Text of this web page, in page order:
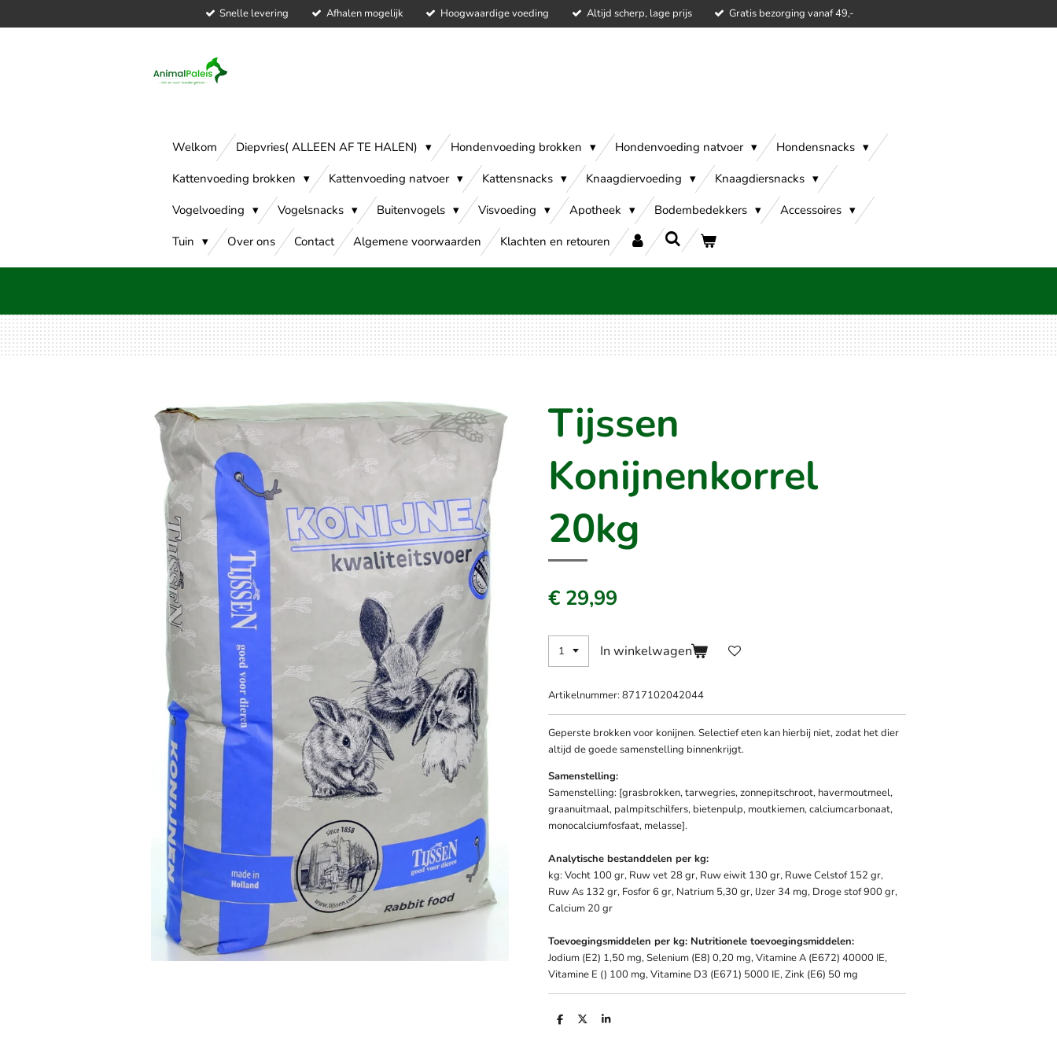
Snelle levering Afhalen mogelijk Hoogwaardige voeding Altijd scherp, lage prijs Gratis bezorging vanaf 49,-
Welkom Diepvries( ALLEEN AF TE HALEN) Hondenvoeding brokken Hondenvoeding natvoer
Hondensnacks
Kattenvoeding brokken
Kattenvoeding natvoer Kattensnacks Knaagdiervoeding
Knaagdiersnacks
Vogelvoeding
Vogelsnacks Buitenvogels Visvoeding Apotheek Bodembedekkers
Accessoires
Tuin
Over ons Contact Algemene voorwaarden Klachten en retouren
Tijssen
Konijnenkorrel
20kg
€ 29,99
In winkelwagen
Artikelnummer: 8717102042044
Geperste brokken voor konijnen. Selectief eten kan hierbij niet, zodat het dier
altijd de goede samenstelling binnenkrijgt.
Samenstelling:
Samenstelling: [grasbrokken, tarwegries, zonnepitschroot, havermoutmeel,
graanuitmaal, palmpitschilfers, bietenpulp, moutkiemen, calciumcarbonaat,
monocalciumfosfaat, melasse].
Analytische bestanddelen per kg:
kg: Vocht 100 gr, Ruw vet 28 gr, Ruw eiwit 130 gr, Ruwe Celstof 152 gr,
Ruw As 132 gr, Fosfor 6 gr, Natrium 5,30 gr, IJzer 34 mg, Droge stof 900 gr,
Calcium 20 gr
Toevoegingsmiddelen per kg: Nutritionele toevoegingsmiddelen:
Jodium (E2) 1,50 mg, Selenium (E8) 0,20 mg, Vitamine A (E672) 40000 IE,
Vitamine E () 100 mg, Vitamine D3 (E671) 5000 IE, Zink (E6) 50 mg
D
D
S